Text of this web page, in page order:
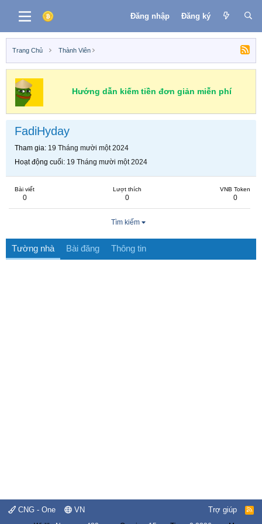
Đăng nhập Đăng ký
Trang Chủ Thành Viên
Hướng dẫn kiếm tiền đơn giản miễn phí
FadiHyday
Tham gia 19 Tháng mười một 2024
Hoạt động cuối 19 Tháng mười một 2024
Bài viết
0
Lượt thích
0
VNB Token
0
Tìm kiếm
Tường nhà Bài đăng Thông tin
CNG - One VN Trợ giúp
R